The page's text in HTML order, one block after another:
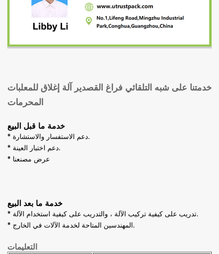
خدمتنا على شبه التلقائي فراغ القصدير آلة إغلاق للمعلبات
المحرمات
خدمة ما قبل البيع
* دعم الاستفسار والاستشارة.
* دعم اختبار العينة.
* عرض مصنعنا
خدمة ما بعد البيع
* تدريب على كيفية تركيب الآلة ، والتدريب على كيفية استخدام الآلة.
* المهندسين المتاحة لخدمة الآلات في الخارج.
التعليمات